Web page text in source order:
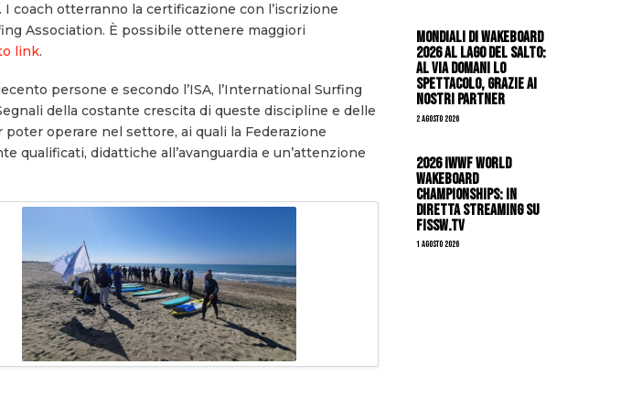
coach otterranno la certificazione con l’iscrizione
Association. È possibile ottenere maggiori
link.
persone e secondo l’ISA, l’International Surfing
della costante crescita di queste discipline e delle
operare nel settore, ai quali la Federazione
qualificati, didattiche all’avanguardia e un’attenzione
Mondiali di Wakeboard
2026 al Lago del Salto:
al via domani lo
spettacolo, grazie ai
nostri Partner
2 Agosto 2026
2026 IWWF WORLD
WAKEBOARD
CHAMPIONSHIPS: IN
DIRETTA STREAMING SU
FISSW.TV
1 Agosto 2026